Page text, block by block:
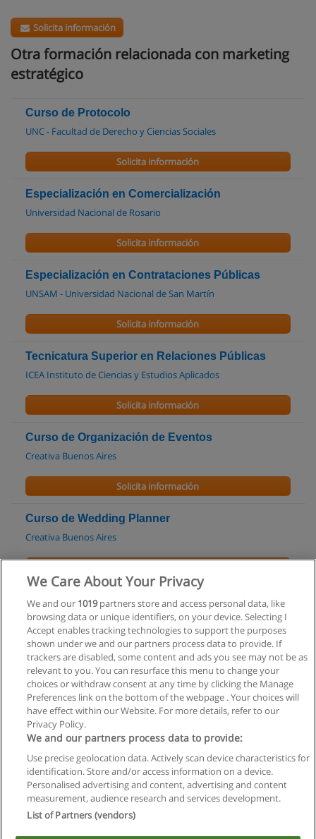
Solicita información
Otra formación relacionada con marketing
estratégico
Curso de Protocolo
UNC - Facultad de Derecho y Ciencias Sociales
Solicita información
Especialización en Comercialización
Universidad Nacional de Rosario
Solicita información
Especialización en Contrataciones Públicas
UNSAM - Universidad Nacional de San Martín
Solicita información
Tecnicatura Superior en Relaciones Públicas
ICEA Instituto de Ciencias y Estudios Aplicados
Solicita información
Curso de Organización de Eventos
Creativa Buenos Aires
Solicita información
Curso de Wedding Planner
Creativa Buenos Aires
Curso de Asesoramiento de Imagen
Creativa Buenos Aires
Solicita información
Privacidad de datos
Contactar con Educaedu
Copyright © Educaedu Business S.L. - CIF : B-95610580: -
We Care About Your Privacy
We and our 1019partners store and access personal data, like
browsing data or unique identifiers, on your device. Selecting I
Accept enables tracking technologies to support the purposes
shown under we and our partners process data to provide. If
trackers are disabled, some content and ads you see may not be as
relevant to you. You can resurface this menu to change your
choices or withdraw consent at any time by clicking the Manage
Preferences link on the bottom of the webpage . Your choices will
have effect within our Website. For more details, refer to our
Privacy Policy.
We and our partners process data to provide:
Use precise geolocation data. Actively scan device characteristics for
identification. Store and/or access information on a device.
Personalised advertising and content, advertising and content
measurement, audience research and services development.
List of Partners (vendors)